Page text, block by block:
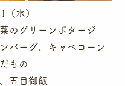
（水）
のグリーンポタージ
バーグ、キャベコーン
もの
五目御飯